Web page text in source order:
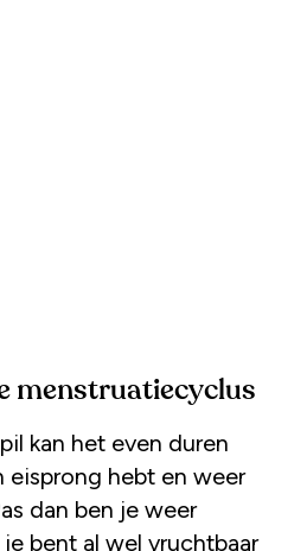
menstruatiecyclus
kan het even duren
eisprong hebt en weer
dan ben je weer
je bent al wel vruchtbaar